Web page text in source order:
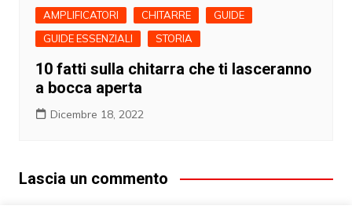
AMPLIFICATORI CHITARRE
GUIDE
GUIDE ESSENZIALI
STORIA
10 fatti sulla chitarra che ti lasceranno
a bocca aperta
Dicembre 18, 2022
Lascia un commento